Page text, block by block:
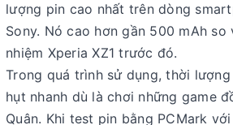
lượng pin cao nhất trên dòng
Sony. Nó cao hơn gần 500 mAh
nhiệm Xperia XZ1 trước đó.
Trong quá trình sử dụng, thời
hụt nhanh dù là chơi những game
Quân. Khi test pin bằng PCMark